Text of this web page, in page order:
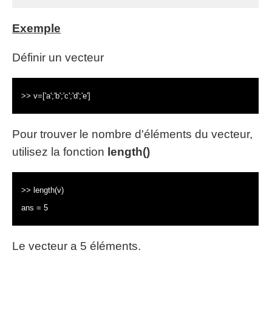
Exemple
Définir un vecteur
>> v=['a';'b';'c';'d';'e']
Pour trouver le nombre d'éléments du vecteur,
utilisez la fonction length()
>> length(v)
ans = 5
Le vecteur a 5 éléments.